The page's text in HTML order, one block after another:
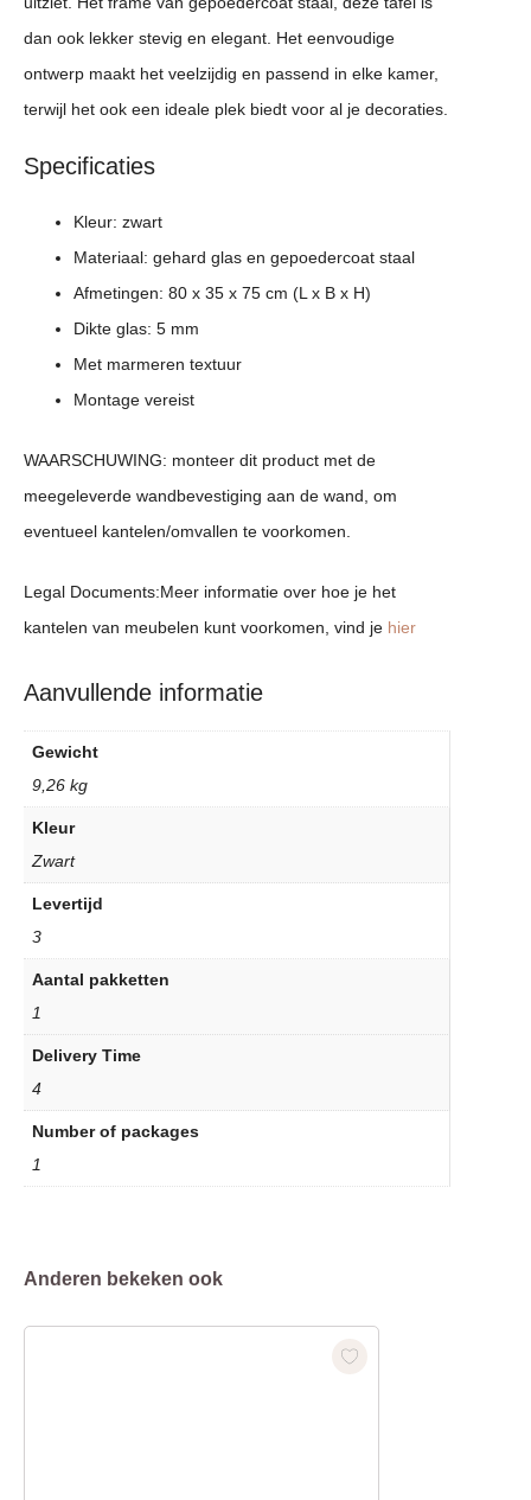
dan ook lekker stevig en elegant. Het eenvoudige
ontwerp maakt het veelzijdig en passend in elke kamer,
terwijl het ook een ideale plek biedt voor al je decoraties.
Specificaties
Kleur: zwart
Materiaal: gehard glas en gepoedercoat staal
Afmetingen: 80 x 35 x 75 cm (L x B x H)
Dikte glas: 5 mm
Met marmeren textuur
Montage vereist
WAARSCHUWING: monteer dit product met de
meegeleverde wandbevestiging aan de wand, om
eventueel kantelen/omvallen te voorkomen.
Legal Documents:Meer informatie over hoe je het
kantelen van meubelen kunt voorkomen, vind je hier
Aanvullende informatie
Gewicht
9,26 kg
Kleur
Zwart
Levertijd
3
Aantal pakketten
1
Delivery Time
4
Number of packages
1
Anderen bekeken ook